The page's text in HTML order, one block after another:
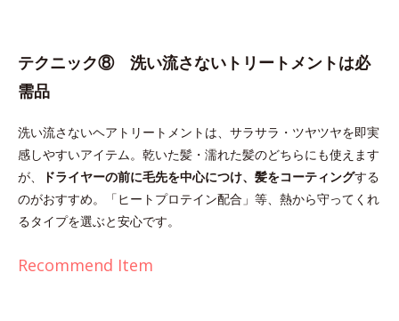
テクニック⑧ 洗い流さないトリートメントは必
需品
洗い流さないヘアトリートメントは、サラサラ・ツヤツヤを即実
感しやすいアイテム。乾いた髪・濡れた髪のどちらにも使えます
が、
ドライヤーの前に毛先を中心につけ、髪をコーティングする
のがおすすめ。「ヒートプロテイン配合」等、熱から守ってくれ
るタイプを選ぶと安心です。
Recommend Item